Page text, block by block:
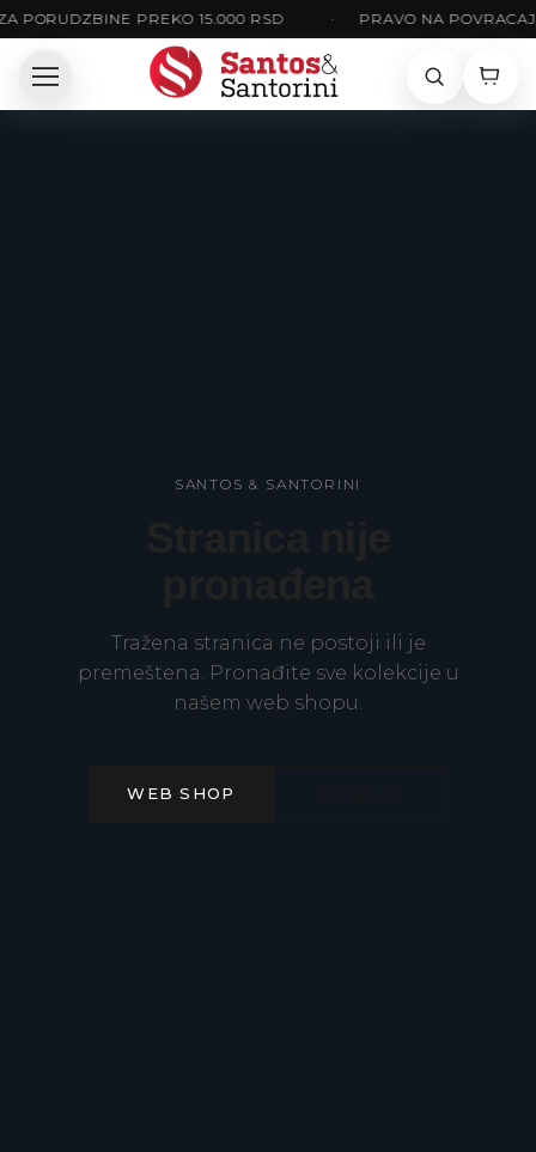
PORUDZBINE PREKO 15.000 RSD PRAVO NA POVRACAJ
SANTOS & SANTORINI
Tražena stranica ne postoji ili je
premeštena. Pronađite sve kolekcije u
našem web shopu.
WEB SHOP